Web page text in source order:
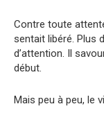
Contre toute
sentait libéré. Plus
d’attention. Il
début.
Mais peu à peu, le